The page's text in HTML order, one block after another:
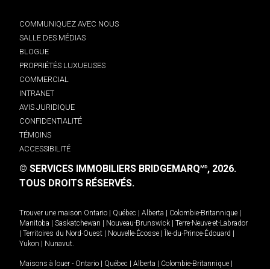
COMMUNIQUEZ AVEC NOUS
SALLE DES MÉDIAS
BLOGUE
PROPRIÉTÉS LUXUEUSES
COMMERCIAL
INTRANET
AVIS JURIDIQUE
CONFIDENTIALITÉ
TÉMOINS
ACCESSIBILITÉ
© SERVICES IMMOBILIERS BRIDGEMARQMD, 2026.
TOUS DROITS RÉSERVÉS.
Trouver une maison Ontario Québec Alberta Colombie-Britannique
Manitoba
Saskatchewan Nouveau-Brunswick
Terre-Neuve-et-Labrador
Territoires du Nord-Ouest Nouvelle-Écosse Île-du-Prince-Édouard
Yukon
Nunavut.
Maisons à louer - Ontario Québec Alberta Colombie-Britannique